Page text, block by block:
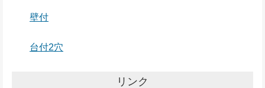
壁付
台付2穴
リンク